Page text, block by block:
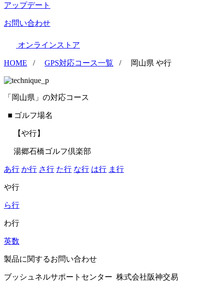
アップデート
お問い合わせ
オンラインストア
HOME / GPS対応コース一覧 / 岡山県 や行
「岡山県」の対応コース
■ ゴルフ場名
【や行】
湯郷石橋ゴルフ倶楽部
あ行 か行 さ行 た行 な行 は行 ま行
や行
ら行
わ行
英数
製品に関するお問い合わせ
ブッシュネルサポートセンター 株式会社阪神交易